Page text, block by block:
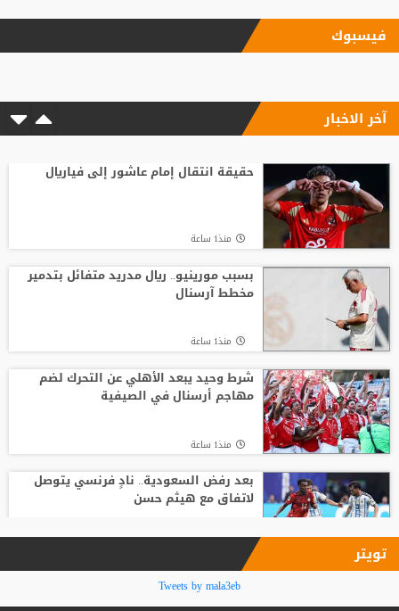
17 مليون يورو سنويا.. صلاح يصل إسطنبول
سعودي !!
موعد توقيع عقد محمد صلاح مع طرابزون
جبهة أوروبية وصديق قديم.. ماذا ينتظر
صلاح في طرابزون؟
فيسبوك
آخر الاخبار
حقيقة انتقال إمام عاشور إلى فياريال
منذ1 ساعة
بسبب مورينيو.. ريال مدريد متفائل بتدمير
مخطط آرسنال
منذ1 ساعة
شرط وحيد يبعد الأهلي عن التحرك لضم
مهاجم أرسنال في الصيفية
منذ1 ساعة
بعد رفض السعودية.. نادٍ فرنسي يتوصل
لاتفاق مع هيثم حسن
لماذا يعد انتقال فينيسيوس إلى أرسنال
مقامرة؟
تويتر
Tweets by mala3eb